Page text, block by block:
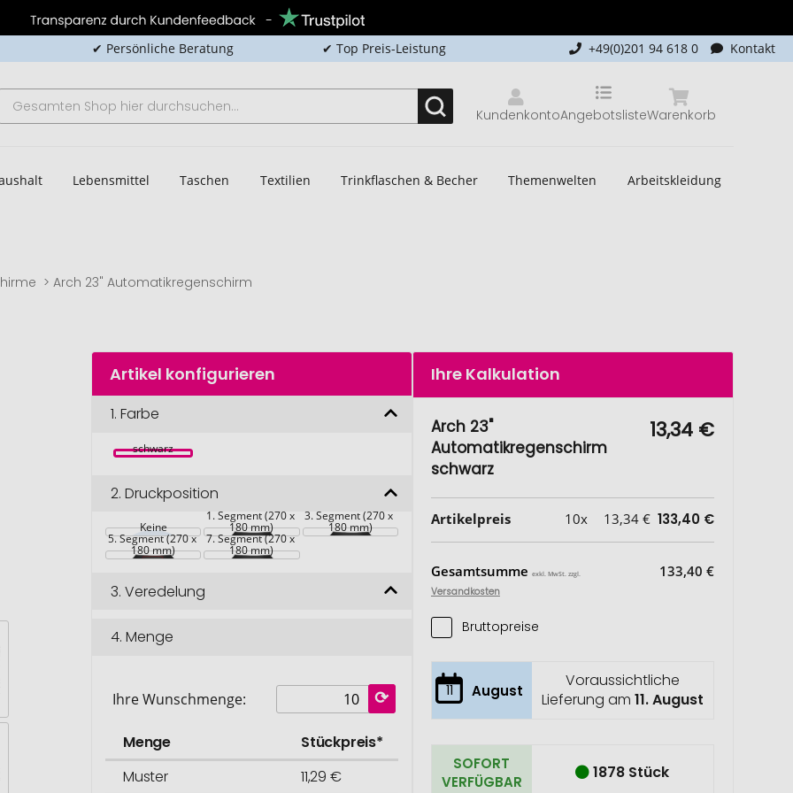
✔ Persönliche Beratung ✔ Top Preis-Leistung +49(0)201 94 618 0 Kontakt
Kundenkonto Warenkorb
Angebotsliste
Lebensmittel Taschen Textilien Trinkflaschen & Becher Themenwelten Arbeitskleidung
Arch 23" Automatikregenschirm
Artikel konfigurieren
1.Farbe
schwarz
2.Druckposition
Keine
1. Segment (270 x
180 mm)
3. Segment (270 x
180 mm)
5. Segment (270 x
180 mm)
7. Segment (270 x
180 mm)
3.Veredelung
4.Menge
Ihre Wunschmenge:
Menge
Stückpreis*
Muster
11,29 €
Ihre Kalkulation
Arch 23"
Automatikregenschirm
schwarz
13,34 €
Artikelpreis 10x 13,34 € 133,40 €
Gesamtsumme exkl. MwSt. zzgl.
Versandkosten
133,40 €
Bruttopreise
11 August
Voraussichtliche
Lieferung am 11. August
SOFORT
VERFÜGBAR
1878 Stück